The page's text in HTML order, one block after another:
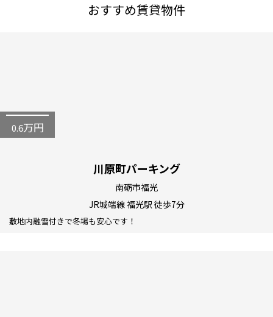
おすすめ賃貸物件
0.6万円
川原町パーキング
南砺市福光
JR城端線 福光駅 徒歩7分
敷地内融雪付きで冬場も安心です！